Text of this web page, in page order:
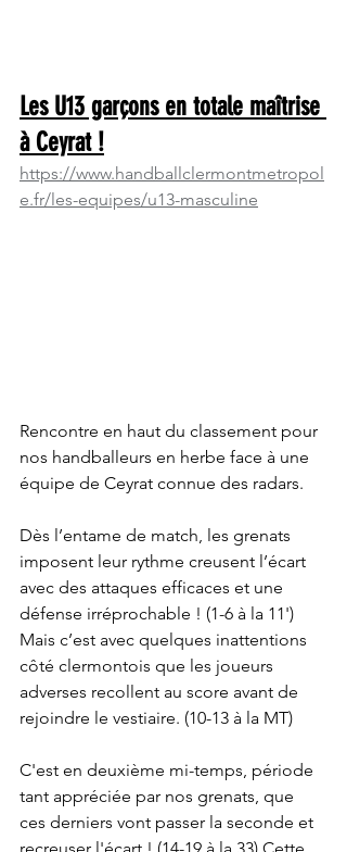
Les U13 garçons en totale maîtrise
à Ceyrat !
https://www.handballclermontmetropol
e.fr/les-equipes/u13-masculine
Rencontre en haut du classement pour
nos handballeurs en herbe face à une
équipe de Ceyrat connue des radars.
Dès l’entame de match, les grenats
imposent leur rythme creusent l’écart
avec des attaques efficaces et une
défense irréprochable ! (1-6 à la 11')
Mais c’est avec quelques inattentions
côté clermontois que les joueurs
adverses recollent au score avant de
rejoindre le vestiaire. (10-13 à la MT)
C'est en deuxième mi-temps, période
tant appréciée par nos grenats, que
ces derniers vont passer la seconde et